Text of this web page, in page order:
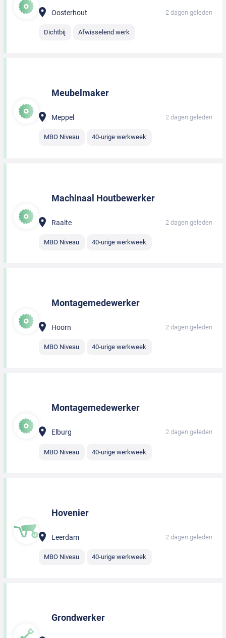
Oosterhout 2 dagen geleden
Dichtbij Afwisselend werk
Meubelmaker
Meppel 2 dagen geleden
MBO Niveau 40-urige werkweek
Machinaal Houtbewerker
Raalte 2 dagen geleden
MBO Niveau 40-urige werkweek
Montagemedewerker
Hoorn 2 dagen geleden
MBO Niveau 40-urige werkweek
Montagemedewerker
Elburg 2 dagen geleden
MBO Niveau 40-urige werkweek
Hovenier
Leerdam 2 dagen geleden
MBO Niveau 40-urige werkweek
Grondwerker